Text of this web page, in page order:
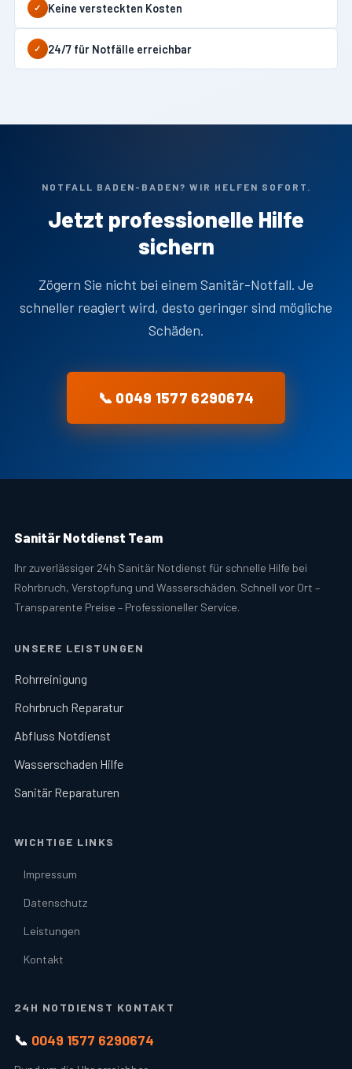
✓ Keine versteckten Kosten
✓ 24/7 für Notfälle erreichbar
NOTFALL BADEN-BADEN? WIR HELFEN SOFORT.
Jetzt professionelle Hilfe
sichern
Zögern Sie nicht bei einem Sanitär-Notfall. Je
schneller reagiert wird, desto geringer sind mögliche
Schäden.
📞 0049 1577 6290674
Sanitär Notdienst Team
Ihr zuverlässiger 24h Sanitär Notdienst für schnelle Hilfe bei
Rohrbruch, Verstopfung und Wasserschäden. Schnell vor Ort –
Transparente Preise – Professioneller Service.
UNSERE LEISTUNGEN
Rohrreinigung
Rohrbruch Reparatur
Abfluss Notdienst
Wasserschaden Hilfe
Sanitär Reparaturen
WICHTIGE LINKS
Impressum
Datenschutz
Leistungen
Kontakt
24H NOTDIENST KONTAKT
📞 0049 1577 6290674